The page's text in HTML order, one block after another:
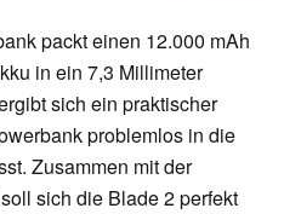
packt einen 12.000 mAh
in ein 7,3 Millimeter
sich ein praktischer
problemlos in die
Zusammen mit der
sich die Blade 2 perfekt